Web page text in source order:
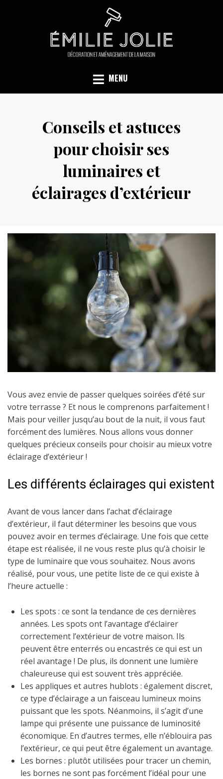
MENU
Conseils et astuces
pour choisir ses
luminaires et
éclairages d’extérieur
Vous avez envie de passer quelques soirées d’été sur
votre terrasse ? Et nous le comprenons parfaitement !
Mais pour veiller jusqu’au bout de la nuit, il vous faut
forcément des lumières. Nous allons vous donner
quelques précieux conseils pour choisir au mieux votre
éclairage d’extérieur !
Les différents éclairages qui existent
Avant de vous lancer dans l’achat d’éclairage
d’extérieur, il faut déterminer les besoins que vous
pouvez avoir en termes d’éclairage. Une fois que cette
étape est réalisée, il ne vous reste plus qu’à choisir le
type de luminaire que vous souhaitez. Nous avons
réalisé, pour vous, une petite liste de ce qui existe à
l’heure actuelle :
Les spots : ce sont la tendance de ces dernières
années. Les spots ont l’avantage d’éclairer
correctement l’extérieur de votre maison. Ils
peuvent être enterrés ou encastrés ce qui est un
réel avantage ! De plus, ils donnent une lumière
chaleureuse qui est souvent très appréciée.
Les appliques et autres hublots : également discret,
ce type d’éclairage a un faisceau lumineux moins
puissant que les spots. Néanmoins, il s’agit d’une
lampe qui présente une puissance de luminosité
économique. En d’autres termes, elle n’éblouira pas
l’extérieur, ce qui peut être également un avantage.
Les bornes : plutôt utilisées pour tracer un chemin,
les bornes ne sont pas forcément l’idéal pour une